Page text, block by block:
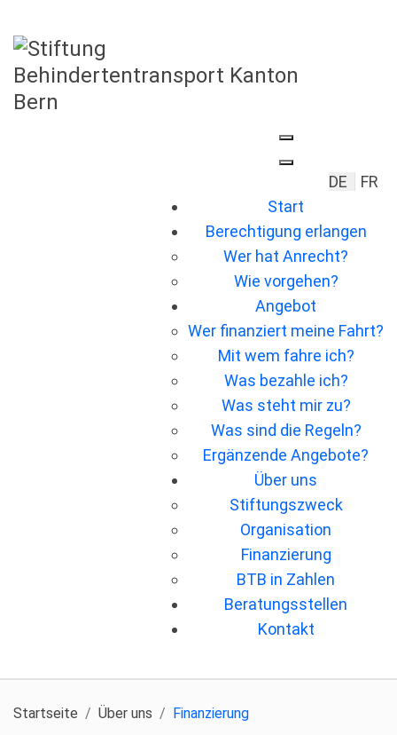
Sprache
DE
FR
Start
Berechtigung erlangen
Wer hat Anrecht?
Wie vorgehen?
Angebot
Wer ﬁnanziert meine Fahrt?
Mit wem fahre ich?
Was bezahle ich?
Was steht mir zu?
Was sind die Regeln?
Ergänzende Angebote?
Über uns
Stiftungszweck
Organisation
Finanzierung
BTB in Zahlen
Beratungsstellen
Kontakt
Startseite Über uns Finanzierung